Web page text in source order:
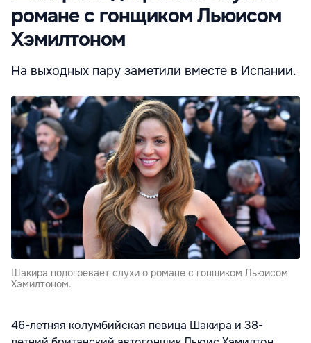
романе с гонщиком Льюисом
Хэмилтоном
На выходных пару заметили вместе в Испании.
Шакира подогревает слухи о романе с гонщиком Льюисом
Хэмилтоном.
46-летняя колумбийская певица Шакира и 38-